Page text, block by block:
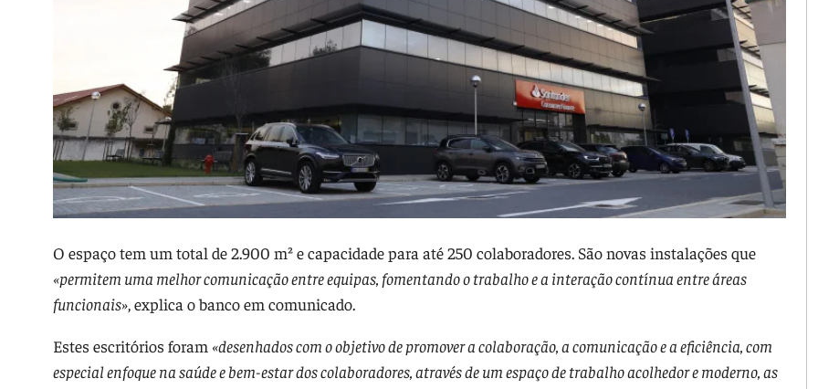
O espaço tem um total de 2.900 m² e capacidade para até 250 colaboradores. São novas instalações que
«permitem uma melhor comunicação entre equipas, fomentando o trabalho e a interação contínua entre áreas
funcionais» , explica o banco em comunicado.
Estes escritórios foram «desenhados com o objetivo de promover a colaboração, a comunicação e a eficiência, com
especial enfoque na saúde e bem-estar dos colaboradores, através de um espaço de trabalho acolhedor e moderno, as